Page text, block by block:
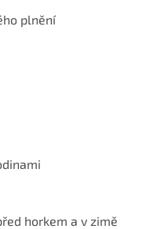
plnění
horkem a v zimě